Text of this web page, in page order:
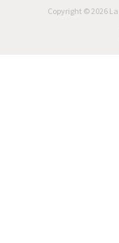
Copyright © 2026